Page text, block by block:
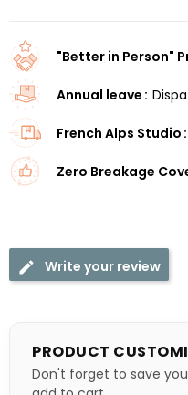
PRODUCT
Don't forget to save
"Better in Person"
Annual leave
French Alps Studio
Zero Breakage
Write your review